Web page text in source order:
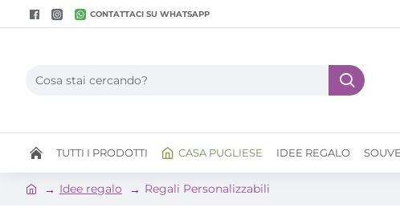
CONTATTACI SU WHATSAPP
TUTTI I PRODOTTI CASA PUGLIESE IDEE REGALO
Idee regalo Regali Personalizzabili